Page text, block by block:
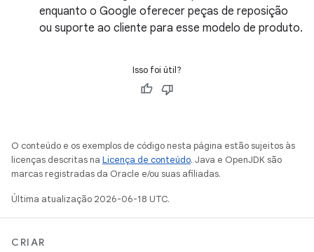
enquanto o Google oferecer peças de reposição
ou suporte ao cliente para esse modelo de produto.
Isso foi útil?
O conteúdo e os exemplos de código nesta página estão sujeitos às
licenças descritas na Licença de conteúdo. Java e OpenJDK são
marcas registradas da Oracle e/ou suas afiliadas.
Última atualização 2026-06-18 UTC.
CRIAR